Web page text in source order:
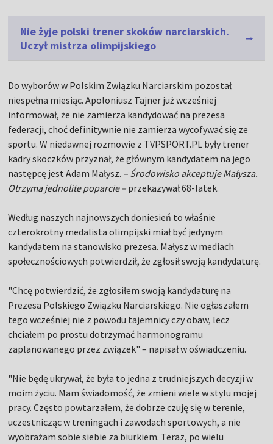
Nie żyje polski trener skoków narciarskich.
Uczył mistrza olimpijskiego
Do wyborów w Polskim Związku Narciarskim pozostał
niespełna miesiąc. Apoloniusz Tajner już wcześniej
informował, że nie zamierza kandydować na prezesa
federacji, choć definitywnie nie zamierza wycofywać się ze
sportu. W niedawnej rozmowie z TVPSPORT.PL były trener
kadry skoczków przyznał, że głównym kandydatem na jego
następcę jest Adam Małysz. – Środowisko akceptuje Małysza.
Otrzyma jednolite poparcie – przekazywał 68-latek.
Według naszych najnowszych doniesień to właśnie
czterokrotny medalista olimpijski miał być jedynym
kandydatem na stanowisko prezesa. Małysz w mediach
społecznościowych potwierdził, że zgłosił swoją kandydaturę.
"Chcę potwierdzić, że zgłosiłem swoją kandydaturę na
Prezesa Polskiego Związku Narciarskiego. Nie ogłaszałem
tego wcześniej nie z powodu tajemnicy czy obaw, lecz
chciałem po prostu dotrzymać harmonogramu
zaplanowanego przez związek" – napisał w oświadczeniu.
"Nie będę ukrywał, że była to jedna z trudniejszych decyzji w
moim życiu. Mam świadomość, że zmieni wiele w stylu mojej
pracy. Często powtarzałem, że dobrze czuję się w terenie,
uczestnicząc w treningach i zawodach sportowych, a nie
wyobrażam sobie siebie za biurkiem. Teraz, po wielu